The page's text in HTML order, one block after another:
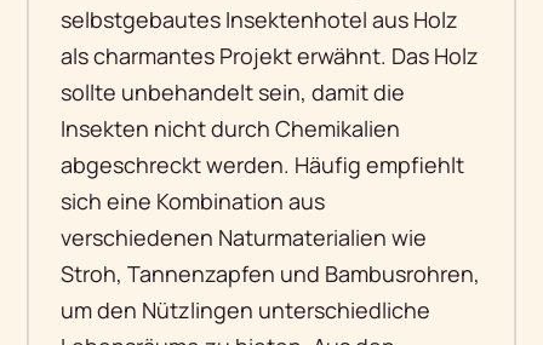
selbstgebautes Insektenhotel aus Holz
als charmantes Projekt erwähnt. Das Holz
sollte unbehandelt sein, damit die
Insekten nicht durch Chemikalien
abgeschreckt werden. Häufig empfiehlt
sich eine Kombination aus
verschiedenen Naturmaterialien wie
Stroh, Tannenzapfen und Bambusrohren,
um den Nützlingen unterschiedliche